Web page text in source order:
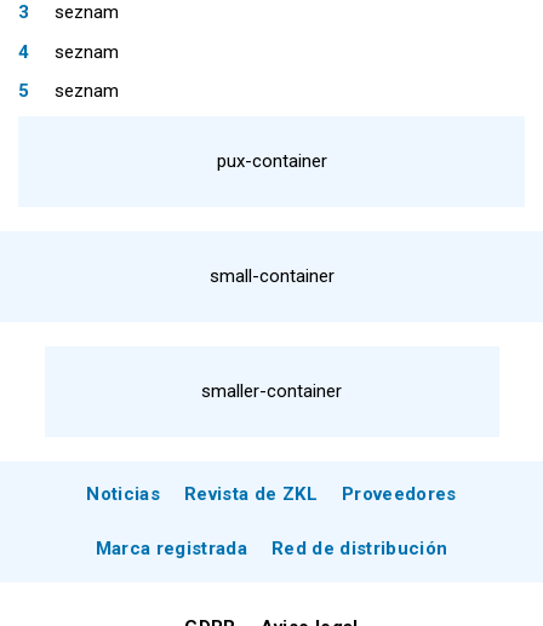
seznam
seznam
seznam
pux-container
small-container
smaller-container
Noticias Revista de ZKL Proveedores
Marca registrada Red de distribución